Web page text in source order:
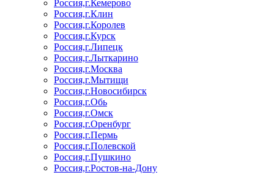
Россия,г.Кемерово
Россия,г.Клин
Россия,г.Королев
Россия,г.Курск
Россия,г.Липецк
Россия,г.Лыткарино
Россия,г.Москва
Россия,г.Мытищи
Россия,г.Новосибирск
Россия,г.Обь
Россия,г.Омск
Россия,г.Оренбург
Россия,г.Пермь
Россия,г.Полевской
Россия,г.Пушкино
Россия,г.Ростов-на-Дону